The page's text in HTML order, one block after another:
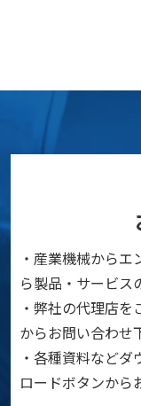
・産業機械から
ら製品・サービス
・弊社の代理店
からお問い合わせ
・各種資料など
ロードボタンから